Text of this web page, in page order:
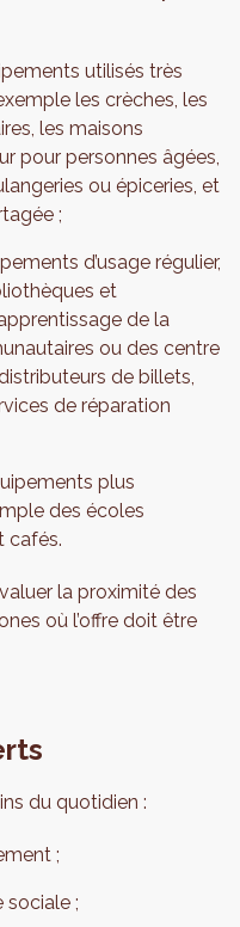
utilisés très
les crèches, les
les maisons
pour personnes âgées,
ou épiceries, et
;
d’usage régulier,
et
de la
ou des centre
de billets,
de réparation
plus
des écoles
cafés.
la proximité des
où l’offre doit être
du quotidien :
;
sociale ;